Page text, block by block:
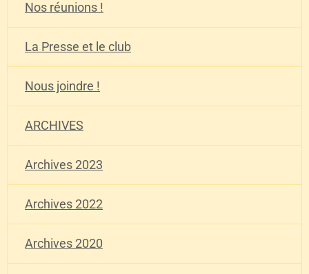
Nos réunions !
La Presse et le club
Nous joindre !
ARCHIVES
Archives 2023
Archives 2022
Archives 2020